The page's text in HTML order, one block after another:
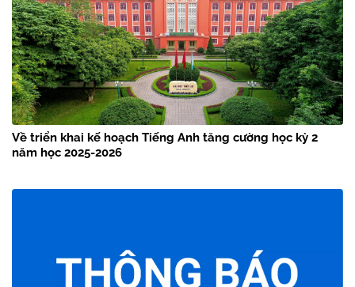
Về triển khai kế hoạch Tiếng Anh tăng cường học kỳ 2
năm học 2025-2026